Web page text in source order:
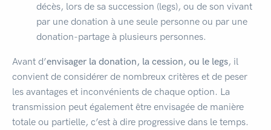
décès, lors de sa succession (legs), ou de son vivant
par une donation à une seule personne ou par une
donation-partage à plusieurs personnes.
Avant d’envisager la donation, la cession, ou le legs, il
convient de considérer de nombreux critères et de peser
les avantages et inconvénients de chaque option. La
transmission peut également être envisagée de manière
totale ou partielle, c’est à dire progressive dans le temps.